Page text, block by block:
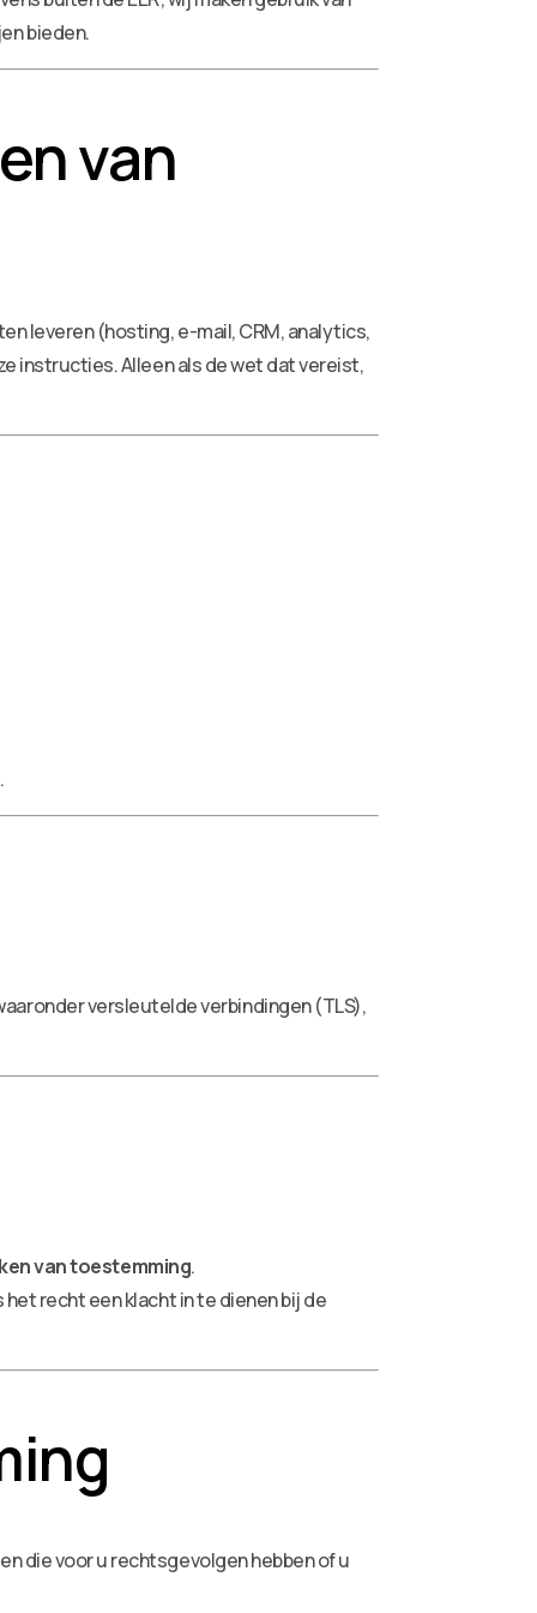
bieden.
van
leveren (hosting, e-mail, CRM, analytics,
instructies. Alleen als de wet dat vereist,
versleutelde verbindingen (TLS),
van toestemming.
recht een klacht in te dienen bij de
die voor u rechtsgevolgen hebben of u